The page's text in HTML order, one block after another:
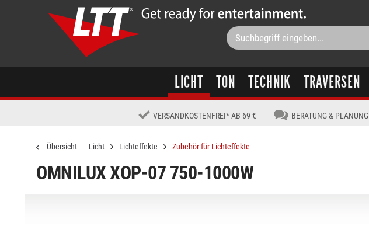
LICHT TON TECHNIK TRAVERSEN
VERSANDKOSTENFREI* AB 69 € BERATUNG & PLANUNG
Übersicht Licht Lichteffekte Zubehör für Lichteffekte
OMNILUX XOP-07 750-1000W